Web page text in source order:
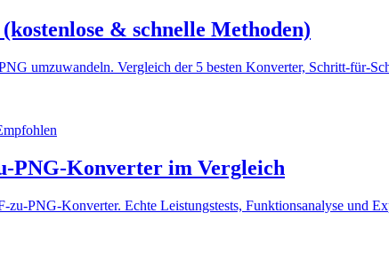
& schnelle Methoden)
umzuwandeln. Vergleich der 5 besten Konverter, Schritt-für-
PNG-Konverter im Vergleich
zu-PNG-Konverter. Echte Leistungstests, Funktionsanalyse und